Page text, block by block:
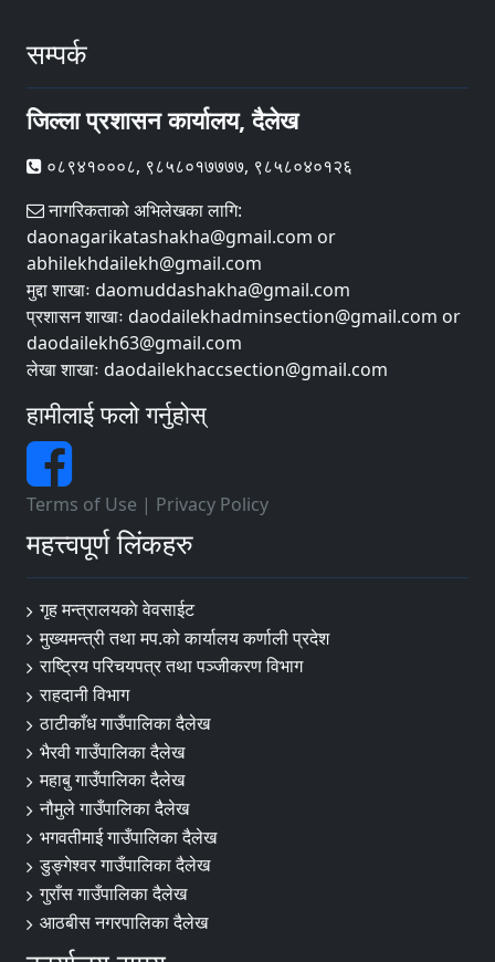
सम्पर्क
जिल्ला प्रशासन कार्यालय, दैलेख
०८९४१०००८, ९८५८०१७७७७, ९८५८०४०१२६
नागरिकताको अभिलेखका लागि:
daonagarikatashakha@gmail.com or
abhilekhdailekh@gmail.com
मुद्दा शाखाः daomuddashakha@gmail.com
प्रशासन शाखाः daodailekhadminsection@gmail.com or
daodailekh63@gmail.com
लेखा शाखाः daodailekhaccsection@gmail.com
हामीलाई फलो गर्नुहोस्
Terms of Use | Privacy Policy
महत्त्वपूर्ण लिंकहरु
गृह मन्त्रालयकाे वेवसाईट
मुख्यमन्त्री तथा मप.को कार्यालय कर्णाली प्रदेश
राष्ट्रिय परिचयपत्र तथा पञ्जीकरण विभाग
राहदानी विभाग
ठाटीकाँध गाउँपालिका दैलेख
भैरवी गाउँपालिका दैलेख
महाबु गाउँपालिका दैलेख
नौमुले गाउँपालिका दैलेख
भगवतीमाई गाउँपालिका दैलेख
डुङ्गेश्वर गाउँपालिका दैलेख
गुराँस गाउँपालिका दैलेख
आठबीस नगरपालिका दैलेख